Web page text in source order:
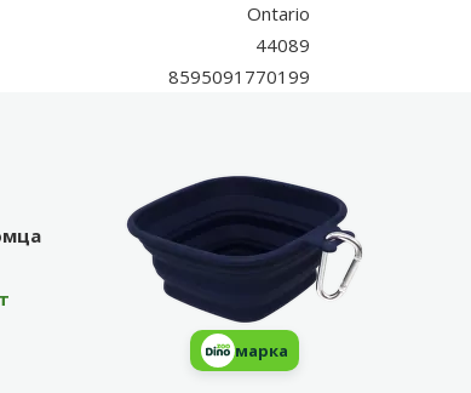
Ontario
44089
8595091770199
марка